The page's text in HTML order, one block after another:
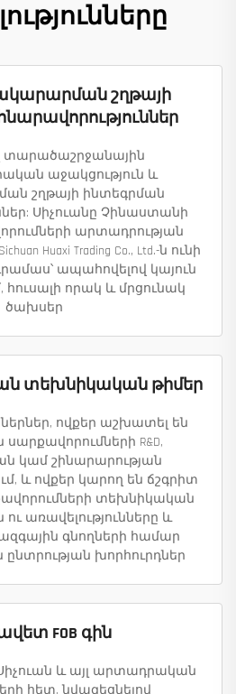
շղթայի
տարածաշրջանային
աջակցություն և
շղթայի ինտեգրման
Սիչուանը Չինաստանի
արտադրության
Huaxi Trading Co., Ltd.-ն ունի
ապահովելով կայուն
որակ և մրցունակ
ծախսեր
տեխնիկական թիմեր
ովքեր աշխատել են
R&D,
կամ շինարարության
և ովքեր կարող են ճշգրիտ
տեխնիկական
առավելությունները և
գնողների համար
խորհուրդներ
FOB գին
և այլ արտադրական
հետ, նվազեցնելով